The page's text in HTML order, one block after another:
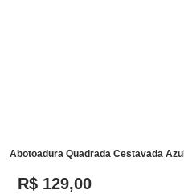
Abotoadura Quadrada Cestavada Azul
R$ 129,00